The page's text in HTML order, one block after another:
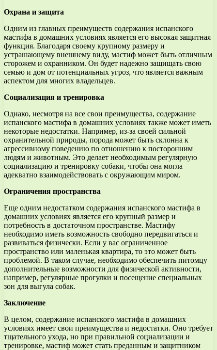
Охрана и защита
Одним из главных преимуществ содержания испанского
мастифа в домашних условиях является его высокая защитная
функция. Благодаря своему крупному размеру и
устрашающему внешнему виду, мастиф может быть отличным
сторожем и охранником. Он будет надежно защищать свою
семью и дом от потенциальных угроз, что является важным
аспектом для многих владельцев.
Социализация и тренировка
Однако, несмотря на все свои преимущества, содержание
испанского мастифа в домашних условиях также может иметь
некоторые недостатки. Например, из-за своей сильной
охранительной природы, порода может быть склонна к
агрессивному поведению по отношению к посторонним
людям и животным. Это делает необходимым регулярную
социализацию и тренировку собаки, чтобы она могла
адекватно взаимодействовать с окружающим миром.
Ограничения пространства
Еще одним недостатком содержания испанского мастифа в
домашних условиях является его крупный размер и
потребность в достаточном пространстве. Мастифу
необходимо иметь возможность свободно передвигаться и
развиваться физически. Если у вас ограниченное
пространство или маленькая квартира, то это может быть
проблемой. В таком случае, необходимо обеспечить питомцу
дополнительные возможности для физической активности,
например, регулярные прогулки и посещение специальных
зон для выгула собак.
Заключение
В целом, содержание испанского мастифа в домашних
условиях имеет свои преимущества и недостатки. Оно требует
тщательного ухода, но при правильной социализации и
тренировке, мастиф может стать преданным и защитником